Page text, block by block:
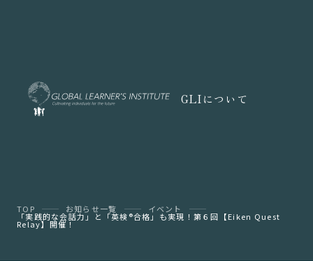
GLIについて
TOP お知らせ一覧 イベント
「実践的な会話力」と「英検®︎合格」も実現！第６回【Eiken Quest
Relay】開催！